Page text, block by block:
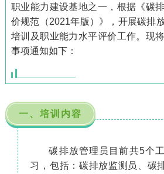
职业能力建设基地之一，根据《碳
价规范（2021年版）》，开展碳排
培训及职业能力水平评价工作。现
事项通知如下：
一、培训内容
碳排放管理员目前共5个
习，包括：碳排放监测员、碳